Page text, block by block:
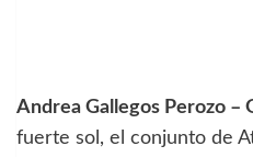
Andrea Gallegos Perozo –
fuerte sol, el conjunto de